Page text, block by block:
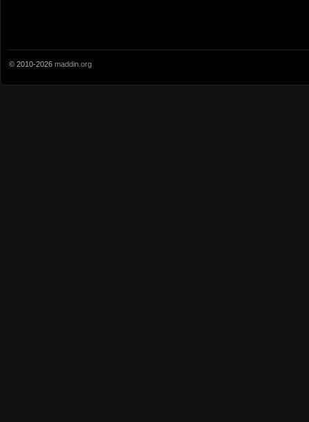
© 2010-2026 maddin.org